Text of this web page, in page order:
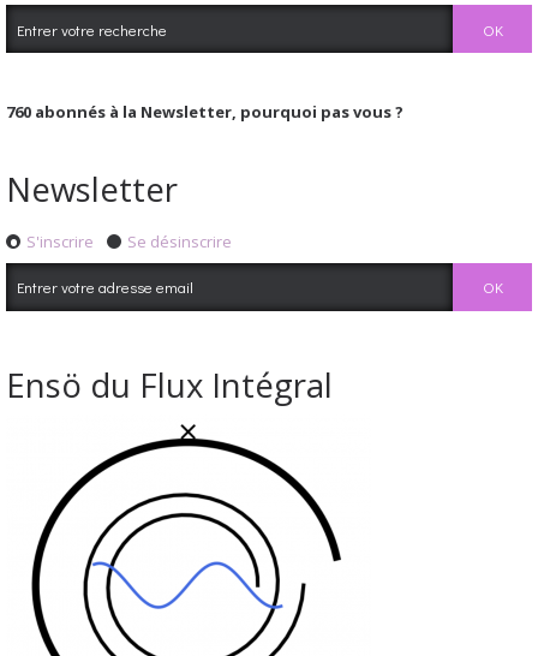
760 abonnés à la Newsletter, pourquoi pas vous ?
Newsletter
S'inscrire Se désinscrire
Ensö du Flux Intégral